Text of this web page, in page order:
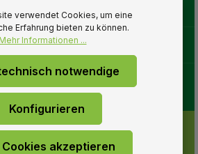
verwendet Cookies, um eine
Erfahrung bieten zu können.
Mehr Informationen ...
notwendige
Konfigurieren
akzeptieren